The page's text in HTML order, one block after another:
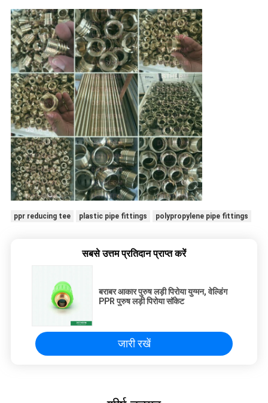
ppr reducing tee plastic pipe fittings polypropylene pipe fittings
सबसे उत्तम प्रतिदान प्राप्त करें
बराबर आकार पुरुष लड़ी पिरोया युग्मन, वेल्डिंग
PPR पुरुष लड़ी पिरोया सॉकेट
जारी रखें